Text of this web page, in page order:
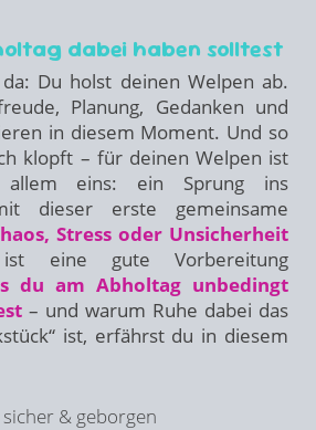
dabei haben solltest
Du holst deinen Welpen ab.
Planung, Gedanken und
in diesem Moment. Und so
klopft – für deinen Welpen ist
eins: ein Sprung ins
dieser erste gemeinsame
Stress oder Unsicherheit
eine gute Vorbereitung
du am Abholtag unbedingt
– und warum Ruhe dabei das
ist, erfährst du in diesem
sicher & geborgen